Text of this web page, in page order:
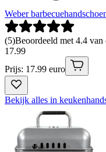
Weber
(5)Beoordeeld met 4.4
17.99
Prijs: 17.99 euro
Bekijk alles in